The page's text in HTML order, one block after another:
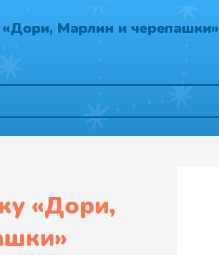
«Дори, Марлин и черепашки»
«Дори,
»